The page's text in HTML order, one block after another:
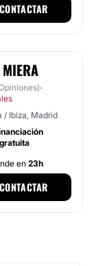
CONTACTAR
·
/ Ibiza, Madrid
gratuita
en 23h
CONTACTAR